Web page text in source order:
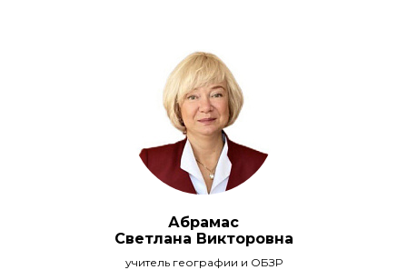
Абрамас
Светлана Викторовна
учитель географии и ОБЗР